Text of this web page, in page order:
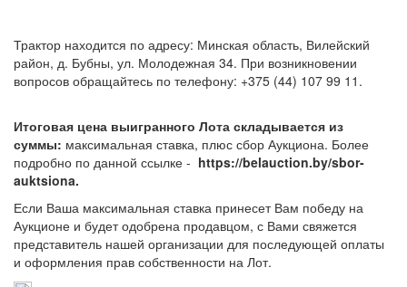
Трактор находится по адресу: Минская область, Вилейский
район, д. Бубны, ул. Молодежная 34. При возникновении
вопросов обращайтесь по телефону: +375 (44) 107 99 11.
Итоговая цена выигранного Лота складывается из
суммы: максимальная ставка, плюс сбор Аукциона. Более
подробно по данной ссылке - https://belauction.by/sbor-
auktsiona.
Если Ваша максимальная ставка принесет Вам победу на
Аукционе и будет одобрена продавцом, с Вами свяжется
представитель нашей организации для последующей оплаты
и оформления прав собственности на Лот.